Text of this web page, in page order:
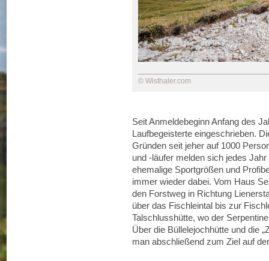
© Wisthaler.com
Seit Anmeldebeginn Anfang des
Laufbegeisterte eingeschrieben.
Gründen seit jeher auf 1000
und -läufer melden sich jedes
ehemalige Sportgrößen und
immer wieder dabei. Vom Haus
den Forstweg in Richtung
über das Fischleintal bis zur
Talschlusshütte, wo der
Über die Büllelejochhütte und die
man abschließend zum Ziel auf